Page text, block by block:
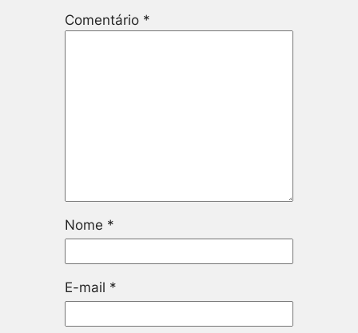
Comentário *
Nome *
E-mail *